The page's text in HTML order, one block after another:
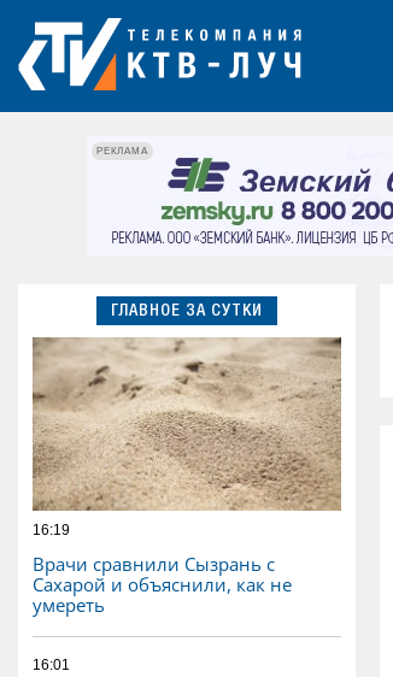
РЕКЛАМА
ГЛАВНОЕ ЗА СУТКИ
16:19
Врачи сравнили Сызрань с
Сахарой и объяснили, как не
умереть
16:01